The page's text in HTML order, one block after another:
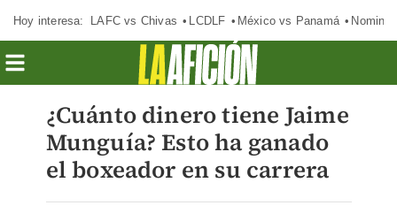
Hoy interesa: LAFC vs Chivas LCDLF México vs Panamá
¿Cuánto dinero tiene Jaime
Munguía? Esto ha ganado
el boxeador en su carrera